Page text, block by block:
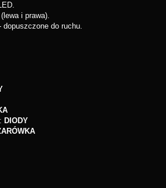
i prawa).
dopuszczone do ruchu.
DIODY